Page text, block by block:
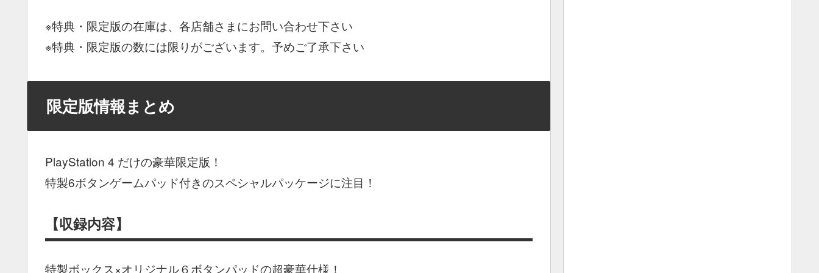
※特典・限定版の在庫は、各店舗さまにお問い合わせ下さい
※特典・限定版の数には限りがございます。予めご了承下さい
限定版情報まとめ
PlayStation 4 だけの豪華限定版！
特製6ボタンゲームパッド付きのスペシャルパッケージに注目！
【収録内容】
特製ボックス×オリジナル６ボタンパッドの超豪華仕様！